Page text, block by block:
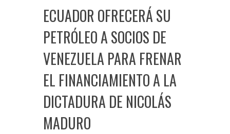
ECUADOR OFRECERÁ SU
PETRÓLEO A SOCIOS DE
VENEZUELA PARA FRENAR
EL FINANCIAMIENTO A LA
DICTADURA DE NICOLÁS
MADURO